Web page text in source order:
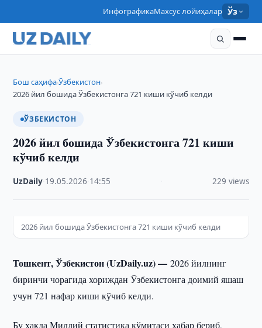
ИнфографикаМахсус лойиҳалар Ўз
Бош саҳифа›Ўзбекистон›
2026 йил бошида Ўзбекистонга 721 киши кўчиб келди
ЎЗБЕКИСТОН
2026 йил бошида Ўзбекистонга 721 киши
кўчиб келди
UzDaily 19.05.2026 14:55 229 views
2026 йил бошида Ўзбекистонга 721 киши кўчиб келди
Тошкент, Ўзбекистон (UzDaily.uz) —2026 йилнинг
биринчи чорагида хориждан Ўзбекистонга доимий яшаш
учун 721 нафар киши кўчиб келди.
Бу ҳақда Миллий статистика қўмитаси хабар бериб,